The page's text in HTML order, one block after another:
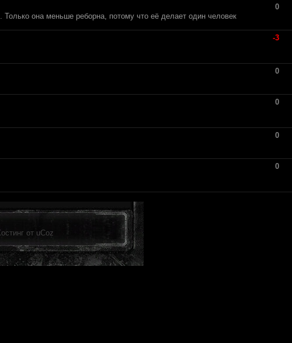
0
она меньше реборна, потому что её делает один человек
-3
0
0
0
0
от uCoz